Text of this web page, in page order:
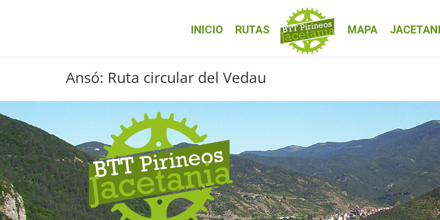
INICIO RUTAS MAPA
Ansó: Ruta circular del Vedau